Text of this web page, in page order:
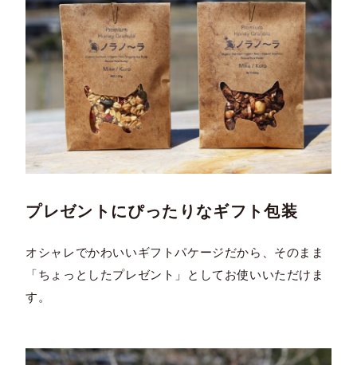
プレゼントにぴったりなギフト包装
オシャレでかわいいギフトパケージだから、そのまま
「ちょっとしたプレゼント」としてお使いいただけま
す。